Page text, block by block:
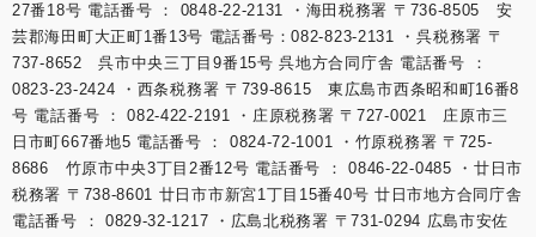
27番18号 電話番号 ： 0848-22-2131 ・海田税務署 〒736-8505 安
芸郡海田町大正町1番13号 電話番号：082-823-2131 ・呉税務署 〒
737-8652 呉市中央三丁目9番15号 呉地方合同庁舎 電話番号 ：
0823-23-2424 ・西条税務署 〒739-8615 東広島市西条昭和町16番8
号 電話番号 ： 082-422-2191 ・庄原税務署 〒727-0021 庄原市三
日市町667番地5 電話番号 ： 0824-72-1001 ・竹原税務署 〒725-
8686 竹原市中央3丁目2番12号 電話番号 ： 0846-22-0485 ・廿日市
税務署 〒738-8601 廿日市市新宮1丁目15番40号 廿日市地方合同庁舎
電話番号 ： 0829-32-1217 ・広島北税務署 〒731-0294 広島市安佐